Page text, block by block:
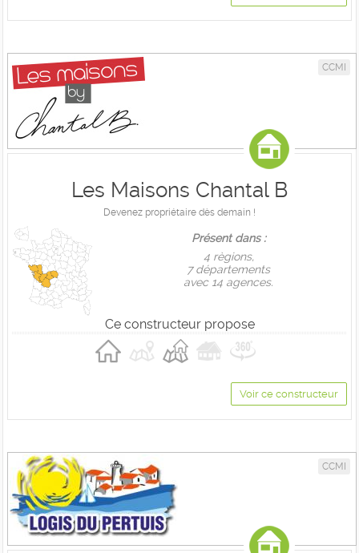
CCMI
Les Maisons Chantal B
Devenez propriétaire dès demain !
Présent dans :
4 règions,
7 départements
avec 14 agences.
Ce constructeur propose
Voir ce constructeur
CCMI